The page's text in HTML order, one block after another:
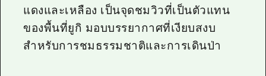
แดงและเหลือง เป็นจุดชมวิวที่เป็นตัวแทน
ของพื้นที่ยูกิ มอบบรรยากาศที่เงียบสงบ
สำหรับการชมธรรมชาติและการเดินป่า